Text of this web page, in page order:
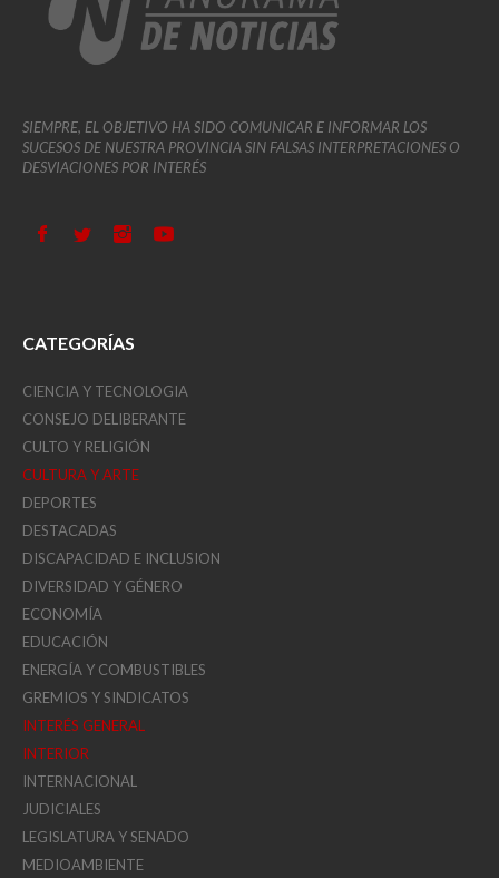
SIEMPRE, EL OBJETIVO HA SIDO COMUNICAR E INFORMAR LOS
SUCESOS DE NUESTRA PROVINCIA SIN FALSAS INTERPRETACIONES O
DESVIACIONES POR INTERÉS
CATEGORÍAS
CIENCIA Y TECNOLOGIA
CONSEJO DELIBERANTE
CULTO Y RELIGIÓN
CULTURA Y ARTE
DEPORTES
DESTACADAS
DISCAPACIDAD E INCLUSION
DIVERSIDAD Y GÉNERO
ECONOMÍA
EDUCACIÓN
ENERGÍA Y COMBUSTIBLES
GREMIOS Y SINDICATOS
INTERÉS GENERAL
INTERIOR
INTERNACIONAL
JUDICIALES
LEGISLATURA Y SENADO
MEDIOAMBIENTE